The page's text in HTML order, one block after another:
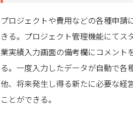
プロジェクトや費用などの各種申
きる。プロジェクト管理機能にて
業実績入力画面の備考欄にコメント
る。一度入力したデータが自動で各
他、将来発生し得る新たに必要な経
ことができる。